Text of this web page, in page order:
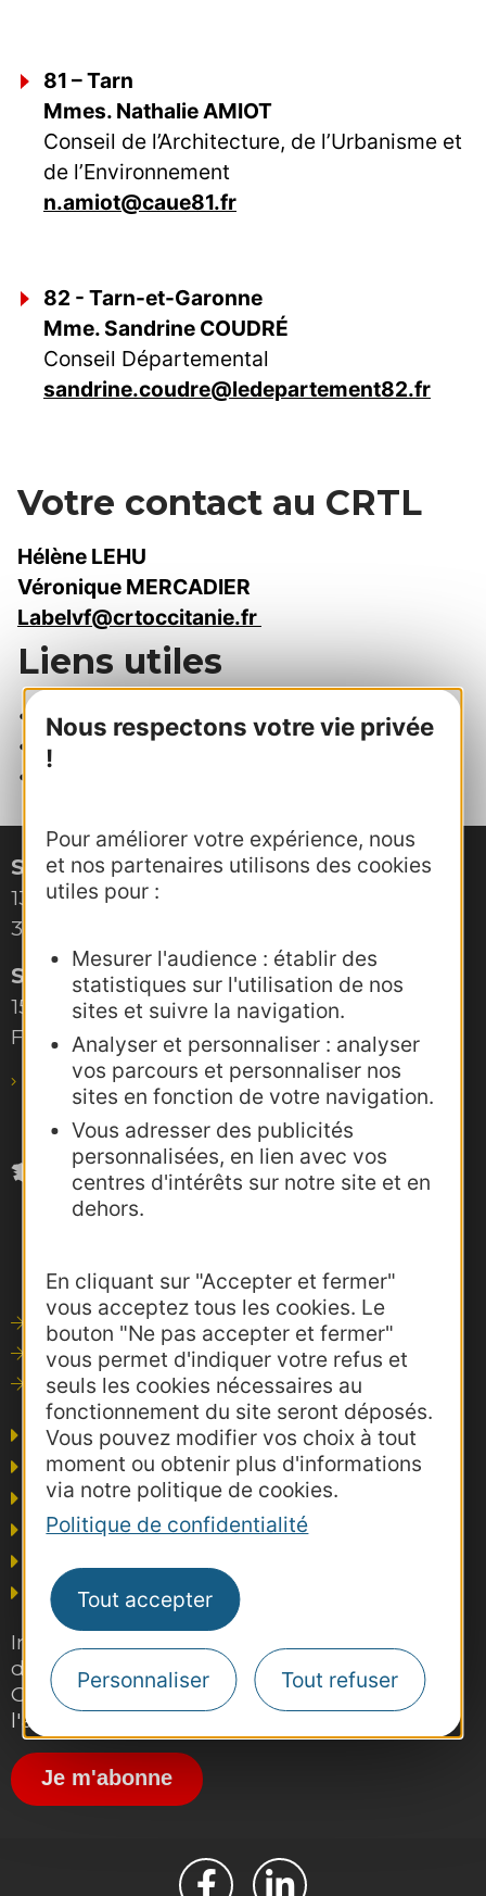
Nous respectons votre vie privée
!
Pour améliorer votre expérience, nous
et nos partenaires utilisons des cookies
utiles pour :
Mesurer l'audience : établir des
statistiques sur l'utilisation de nos
sites et suivre la navigation.
Analyser et personnaliser : analyser
vos parcours et personnaliser nos
sites en fonction de votre navigation.
Vous adresser des publicités
personnalisées, en lien avec vos
centres d'intérêts sur notre site et en
dehors.
En cliquant sur "Accepter et fermer"
vous acceptez tous les cookies. Le
bouton "Ne pas accepter et fermer"
vous permet d'indiquer votre refus et
seuls les cookies nécessaires au
fonctionnement du site seront déposés.
Vous pouvez modifier vos choix à tout
moment ou obtenir plus d'informations
via notre politique de cookies.
Politique de confidentialité
Tout accepter
Personnaliser Tout refuser
81 – Tarn
Mmes. Nathalie AMIOT
Conseil de l’Architecture, de l’Urbanisme et
de l’Environnement
n.amiot@caue81.fr
82 - Tarn-et-Garonne
Mme. Sandrine COUDRÉ
Conseil Départemental
sandrine.coudre@ledepartement82.fr
Votre contact au CRTL
Hélène LEHU
Véronique MERCADIER
Labelvf@crtoccitanie.fr
Liens utiles
•
Carte des communes labellisées
•
Notre organisation
•
Site du CNVVF
Site de Montpellier
132, boulevard Pénélope
34000 Montpellier
Site de Toulouse
15, rue Rivals – CS 78543
F-31685 Toulouse Cedex 6
pro@agence-adocc.com
Outils de communication
Photothèque
Consultations
Agence AD'OCC
Presse et influence
Voyagistes
Business/Mice
Thermalisme
Grand public
Inscrivez-vous gratuitement à la lettre
d'information pro de la destination
Occitanie pour suivre nos actions et
l'actualité du tourisme dans la région
Je m'abonne